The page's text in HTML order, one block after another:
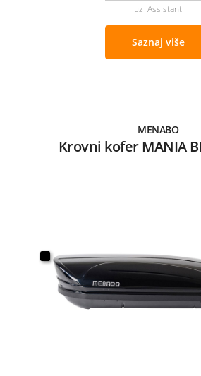
uz Assistant
Saznaj više
MENABO
Krovni kofer MANIA